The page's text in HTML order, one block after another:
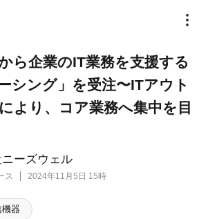
ーズウェル
ス 2024年11月5日 15時
ら企業のIT業務を支援する
シング」を受注〜ITアウト
より、コア業務へ集中を目
器